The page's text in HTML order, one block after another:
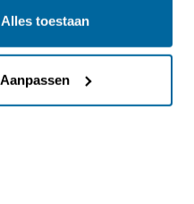
Alles toestaan
Aanpassen